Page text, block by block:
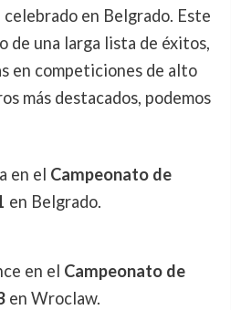
en Belgrado. Este
de una larga lista de éxitos,
en competiciones de alto
más destacados, podemos
en el Campeonato de
en Belgrado.
en el Campeonato de
en Wroclaw.